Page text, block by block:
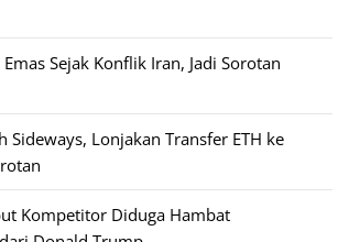
Sejak Konflik Iran, Jadi Sorotan
Sideways, Lonjakan Transfer ETH ke
Kompetitor Diduga Hambat